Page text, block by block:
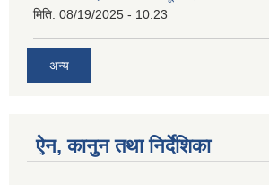
मिति: 08/19/2025 - 10:23
अन्य
ऐन, कानुन तथा निर्देशिका